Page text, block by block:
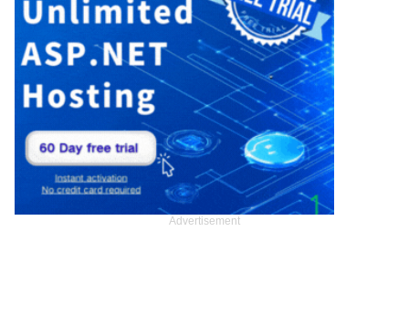
Advertisement